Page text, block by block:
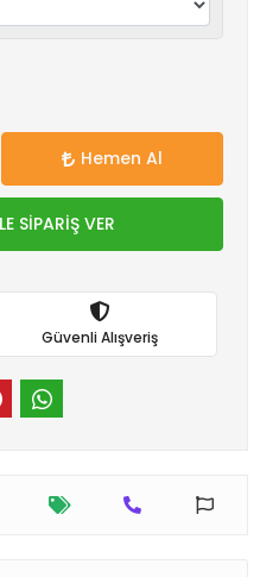
Hemen Al
SİPARİŞ VER
Güvenli Alışveriş